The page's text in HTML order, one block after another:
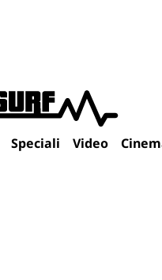
Speciali Video